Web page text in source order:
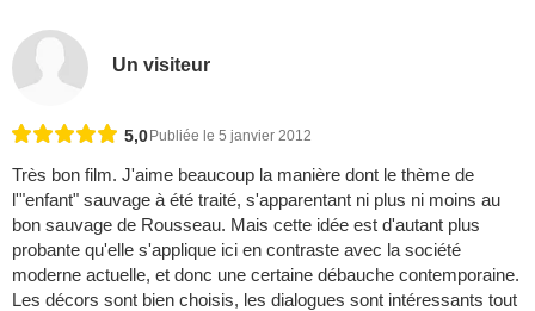
Un visiteur
5,0 Publiée le 5 janvier 2012
Très bon film. J'aime beaucoup la manière dont le thème de
l'"enfant" sauvage à été traité, s'apparentant ni plus ni moins au
bon sauvage de Rousseau. Mais cette idée est d'autant plus
probante qu'elle s'applique ici en contraste avec la société
moderne actuelle, et donc une certaine débauche contemporaine.
Les décors sont bien choisis, les dialogues sont intéressants tout